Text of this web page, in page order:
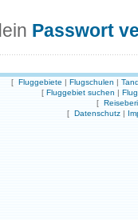
Passwort
[ Fluggebiete | Flugschulen |
[ Fluggebiet suchen |
[
[ Datenschutz |